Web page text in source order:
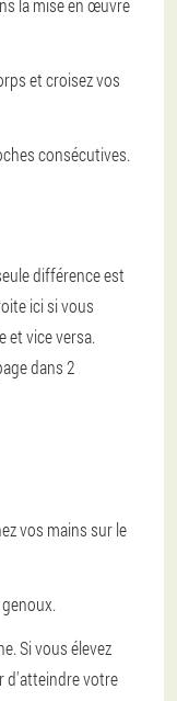
la mise en œuvre
et croisez vos
consécutives.
différence est
ici si vous
et vice versa.
dans 2
vos mains sur le
Si vous élevez
d'atteindre votre